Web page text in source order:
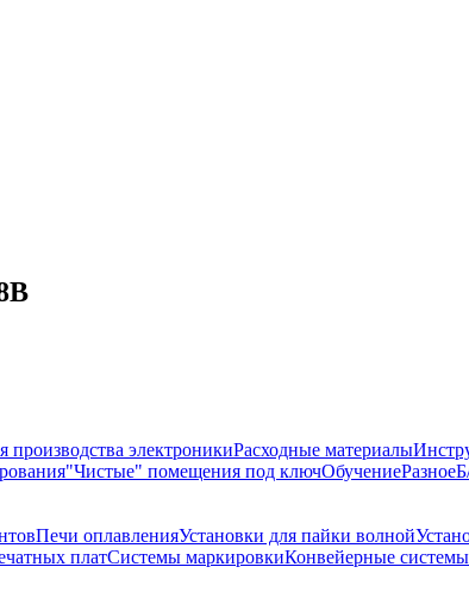
производства электроникиРасходные материалы
"Чистые" помещения под ключОбучениеРазное
Печи оплавленияУстановки для пайки волной
платСистемы маркировкиКонвейерные системы